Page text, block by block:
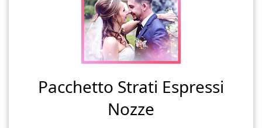
Pacchetto Strati Espressi
Nozze